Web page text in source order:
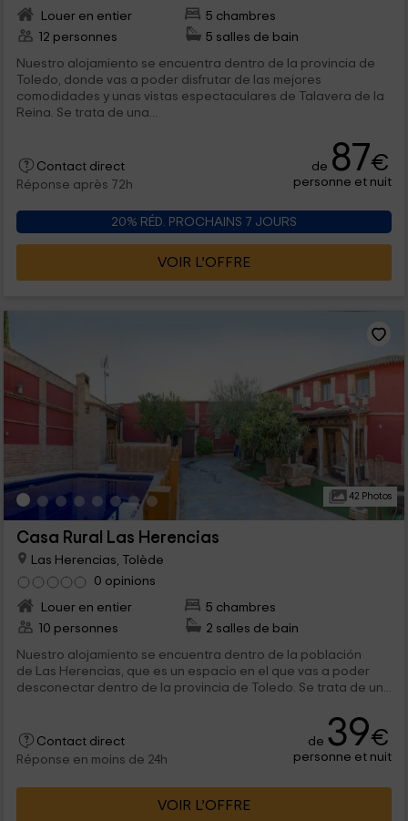
Louer en entier
5 chambres
12 personnes
5 salles de bain
Nuestro alojamiento se encuentra dentro de la provincia de
Toledo, donde vas a poder disfrutar de las mejores
comodidades y unas vistas espectaculares de Talavera de la
Reina. Se trata de una...
Contact direct
Réponse après 72h
de 87€
personne et nuit
20% RÉD. PROCHAINS 7 JOURS
VOIR L’OFFRE
42 Photos
Casa Rural Las Herencias
Las Herencias, Tolède
0 opinions
Louer en entier
5 chambres
10 personnes
2 salles de bain
Nuestro alojamiento se encuentra dentro de la población
de Las Herencias, que es un espacio en el que vas a poder
desconectar dentro de la provincia de Toledo. Se trata de un...
Contact direct
Réponse en moins de 24h
de 39€
personne et nuit
VOIR L’OFFRE